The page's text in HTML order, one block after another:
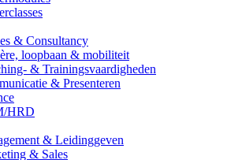
& Consultancy
loopbaan & mobiliteit
& Trainingsvaardigheden
& Presenteren
HRD
& Leidinggeven
& Sales